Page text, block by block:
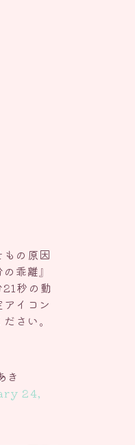
の原因
乖離』
秒の動
イコン
さい。
き
24,